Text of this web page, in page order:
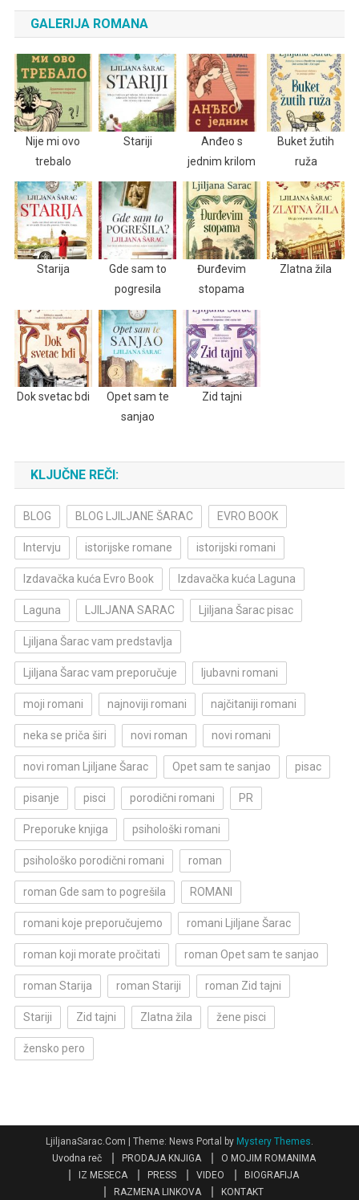
GALERIJA ROMANA
Nije mi ovo
trebalo
Stariji
Anđeo s
jednim krilom
Buket žutih
ruža
Starija
Gde sam to
pogresila
Đurđevim
stopama
Zlatna žila
Dok svetac bdi
Opet sam te
sanjao
Zid tajni
KLJUČNE REČI:
BLOG BLOG LJILJANE ŠARAC EVRO BOOK
Intervju istorijske romane istorijski romani
Izdavačka kuća Evro Book Izdavačka kuća Laguna
Laguna LJILJANA SARAC Ljiljana Šarac pisac
Ljiljana Šarac vam predstavlja
Ljiljana Šarac vam preporučuje ljubavni romani
moji romani najnoviji romani najčitaniji romani
neka se priča širi novi roman novi romani
novi roman Ljiljane Šarac Opet sam te sanjao pisac
pisanje pisci porodični romani PR
Preporuke knjiga psihološki romani
psihološko porodični romani roman
roman Gde sam to pogrešila ROMANI
romani koje preporučujemo romani Ljiljane Šarac
roman koji morate pročitati roman Opet sam te sanjao
roman Starija roman Stariji roman Zid tajni
Stariji Zid tajni Zlatna žila žene pisci
žensko pero
LjiljanaSarac.Com | Theme: News Portal by Mystery Themes.
Uvodna reč
PRODAJA KNJIGA
O MOJIM ROMANIMA
IZ MESECA
PRESS VIDEO
BIOGRAFIJA
RAZMENA LINKOVA
KONTAKT